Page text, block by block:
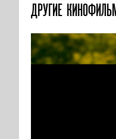
ДРУГИЕ